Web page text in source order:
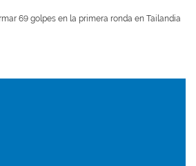
69 golpes en la primera ronda en Tailandia